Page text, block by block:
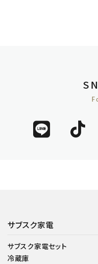
サブスク家電
サブスク家電セット
冷蔵庫